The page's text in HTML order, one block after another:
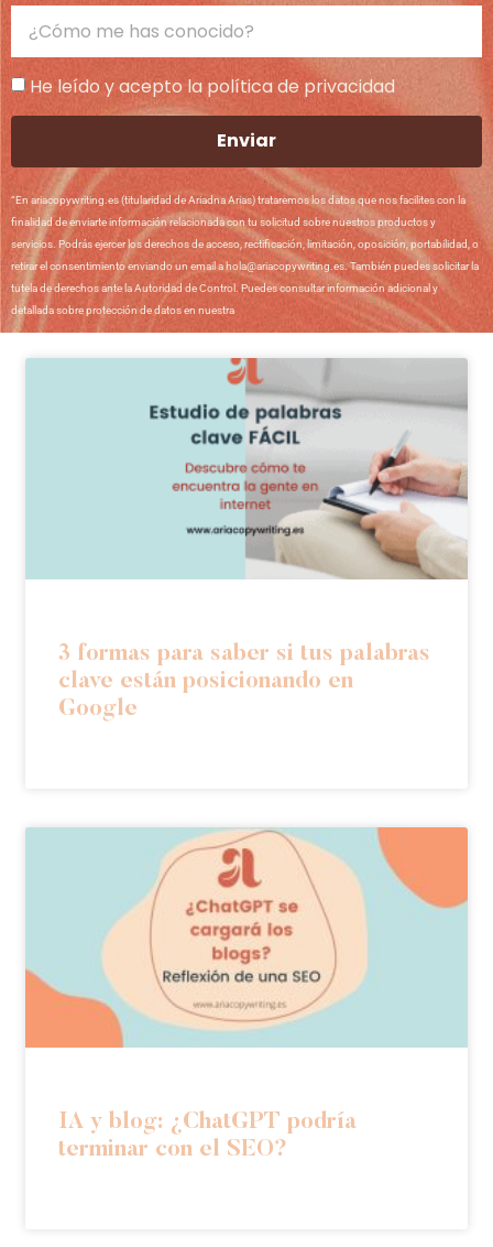
He leído y acepto la política de privacidad
Enviar
“En ariacopywriting.es (titularidad de Ariadna Arias) trataremos los datos que nos facilites con la
finalidad de enviarte información relacionada con tu solicitud sobre nuestros productos y
servicios. Podrás ejercer los derechos de acceso, rectificación, limitación, oposición, portabilidad, o
retirar el consentimiento enviando un email a hola@ariacopywriting.es. También puedes solicitar la
tutela de derechos ante la Autoridad de Control. Puedes consultar información adicional y
detallada sobre protección de datos en nuestra
Política de Privacidad
3 formas para saber si tus palabras
clave están posicionando en
Google
IA y blog: ¿ChatGPT podría
terminar con el SEO?